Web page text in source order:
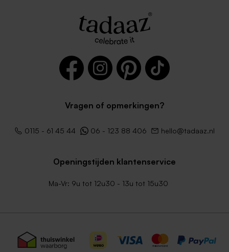
Vragen of opmerkingen?
0115 - 61 45 44 06 - 123 88 406 hello@tadaaz.nl
Openingstijden klantenservice
Ma-Vr: 9u tot 12u30 - 13u tot 15u30